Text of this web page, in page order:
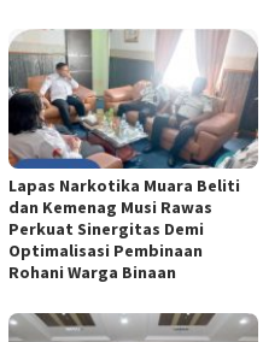
Lapas Narkotika Muara Beliti
dan Kemenag Musi Rawas
Perkuat Sinergitas Demi
Optimalisasi Pembinaan
Rohani Warga Binaan